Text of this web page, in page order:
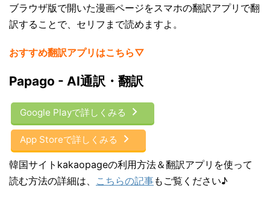
ブラウザ版で開いた漫画ページをスマホの翻訳アプリで翻
訳することで、セリフまで読めますよ。
おすすめ翻訳アプリはこちら▽
Papago - AI通訳・翻訳
Google Playで詳しくみる
App Storeで詳しくみる
韓国サイトkakaopageの利用方法＆翻訳アプリを使って
読む方法の詳細は、 こちらの記事もご覧ください♪